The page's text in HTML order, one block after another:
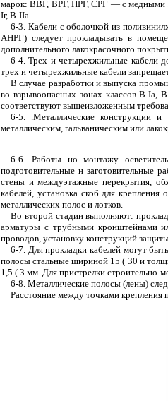
марок: ВВГ, ВРГ, НРГ, СРГ — с медными
Iг, В-IIа.
6-3. Кабели с оболочкой из
АНРГ) следует прокладывать в
дополнительного лакокрасочного
6-4. Трех и четырехжильные кабели
трех и четырехжильные кабели
В случае разработки и выпуска
во взрывоопасных зонах классов В-Iа,
соответствуют вышеизложенным
6-5. .Металлические конструкции
металлическим, гальваническим или
6-6. Работы но монтажу
подготовительные н заготовительные
стены и междуэтажные перекрытия,
кабелей, установка скоб для
металлических полос и лотков.
Во второй стадии выполняют:
арматуры с трубными кронштейнами
проводов, установку конструкций
6-7. Для прокладки кабелей могут
полосы стальные шириной 15 ( 30 и
1,5 ( 3 мм. Для пристрелки
6-8. Металлические полосы (лены)
Расстояние между точками